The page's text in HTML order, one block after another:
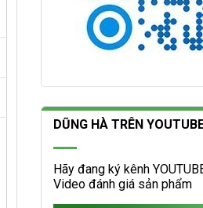
DŨNG HÀ TRÊN
Hãy đang ký kênh
Video đánh giá sản phẩm